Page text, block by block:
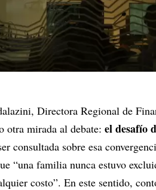
Directora Regional de
mirada al debate: el desafío
consultada sobre esa
“una familia nunca estuvo
costo”. En este sentido,